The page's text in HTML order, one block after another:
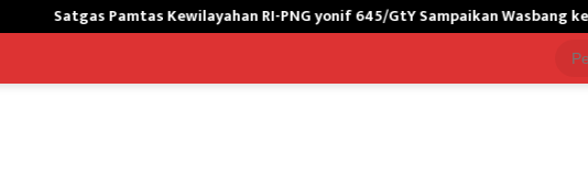
Pamtas Kewilayahan RI-PNG yonif 645/GtY Sampaikan Wasbang kepada Siswa